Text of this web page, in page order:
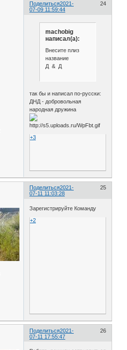
Поделиться 24
2021-
07-09 11:59:44
machobig
написал(а):
Внесите плиз
название
Д & Д
так бы и написал по-русски:
ДНД - добровольная
народная дружина
+3
Поделиться 25
2021-
07-11 11:03:28
Зарегистрируйте Команду
+2
Поделиться 26
2021-
07-11 17:55:47